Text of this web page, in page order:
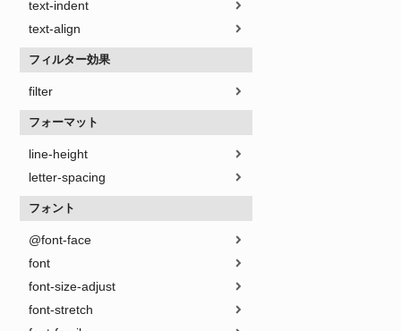
text-indent
text-align
フィルター効果
filter
フォーマット
line-height
letter-spacing
フォント
@font-face
font
font-size-adjust
font-stretch